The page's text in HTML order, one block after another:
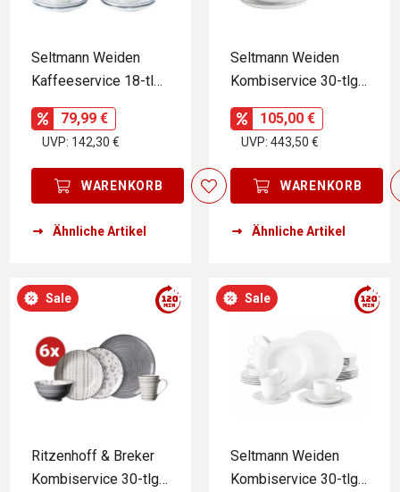
Seltmann Weiden
Kaffeeservice 18-tlg.
SONATE SONDER
79,99 €
UVP: 142,30 €
WARENKORB
Ähnliche Artikel
Seltmann Weiden
Kombiservice 30-tlg.
LIDO
105,00 €
UVP: 443,50 €
WARENKORB
Ähnliche Artikel
Sale
Ritzenhoff & Breker
Kombiservice 30-tlg.
Sale
Seltmann Weiden
Kombiservice 30-tlg.